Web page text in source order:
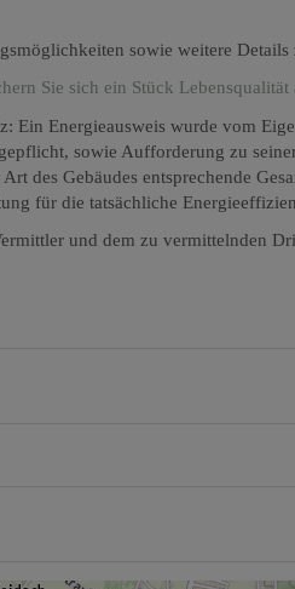
sowie weitere
Sie sich ein Stück Lebensqualität
Ein Energieausweis wurde vom
sowie Aufforderung zu
des Gebäudes entsprechende
für die tatsächliche
und dem zu vermittelnden